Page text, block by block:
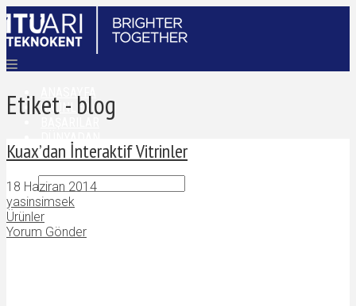
ANASAYFA
ÜRÜNLER
DÜNYADAN
İLETIŞIM
Etiket - blog
Kuax’dan İnteraktif Vitrinler
18 Haziran 2014
yasinsimsek
Ürünler
Yorum Gönder